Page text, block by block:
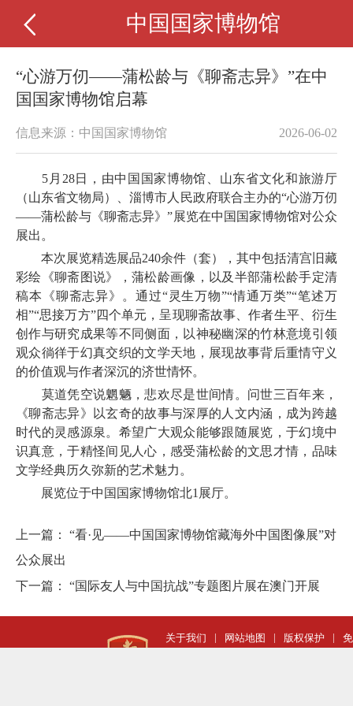
中国国家博物馆
“心游万仞——蒲松龄与《聊斋志异》”在中
国国家博物馆启幕
信息来源：中国国家博物馆 2026-06-02
5月28日，由中国国家博物馆、山东省文化和旅游厅
（山东省文物局）、淄博市人民政府联合主办的“心游万仞
——蒲松龄与《聊斋志异》”展览在中国国家博物馆对公众
展出。
本次展览精选展品240余件（套），其中包括清宫旧藏
彩绘《聊斋图说》，蒲松龄画像，以及半部蒲松龄手定清
稿本《聊斋志异》。通过“灵生万物”“情通万类”“笔述万
相”“思接万方”四个单元，呈现聊斋故事、作者生平、衍生
创作与研究成果等不同侧面，以神秘幽深的竹林意境引领
观众徜徉于幻真交织的文学天地，展现故事背后重情守义
的价值观与作者深沉的济世情怀。
莫道凭空说魍魉，悲欢尽是世间情。问世三百年来，
《聊斋志异》以玄奇的故事与深厚的人文内涵，成为跨越
时代的灵感源泉。希望广大观众能够跟随展览，于幻境中
识真意，于精怪间见人心，感受蒲松龄的文思才情，品味
文学经典历久弥新的艺术魅力。
展览位于中国国家博物馆北1展厅。
上一篇： “看·见——中国国家博物馆藏海外中国图像展”对
公众展出
下一篇： “国际友人与中国抗战”专题图片展在澳门开展